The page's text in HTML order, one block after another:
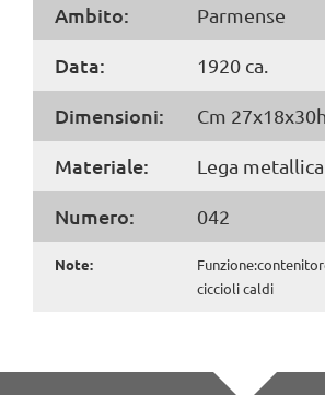
Ambito: Parmense
Data: 1920 ca.
Dimensioni: Cm 27x18x30h
Materiale: Lega metallica
Numero: 042
Note:
ciccioli caldi